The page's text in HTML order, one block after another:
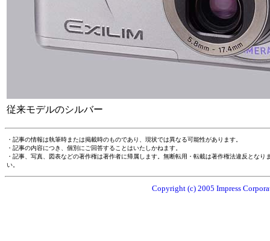
従来モデルのシルバー
・記事の情報は執筆時または掲載時のものであり、現状では異なる可能性があります。
・記事の内容につき、個別にご回答することはいたしかねます。
・記事、写真、図表などの著作権は著作者に帰属します。無断転用・転載は著作権法違反とな
い。
Copyright (c) 2005 Impress